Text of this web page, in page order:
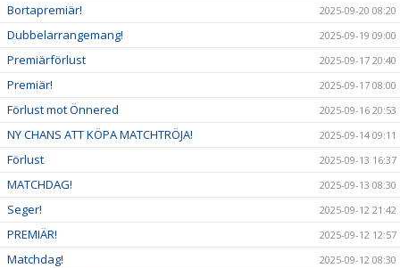
Bortapremiär! 2025-09-20 08:20
Dubbelarrangemang! 2025-09-19 09:00
Premiärförlust 2025-09-17 20:40
Premiär! 2025-09-17 08:00
Förlust mot Önnered 2025-09-16 20:53
NY CHANS ATT KÖPA MATCHTRÖJA! 2025-09-14 09:11
Förlust 2025-09-13 16:37
MATCHDAG! 2025-09-13 08:30
Seger! 2025-09-12 21:42
PREMIÄR! 2025-09-12 12:57
Matchdag! 2025-09-12 08:30